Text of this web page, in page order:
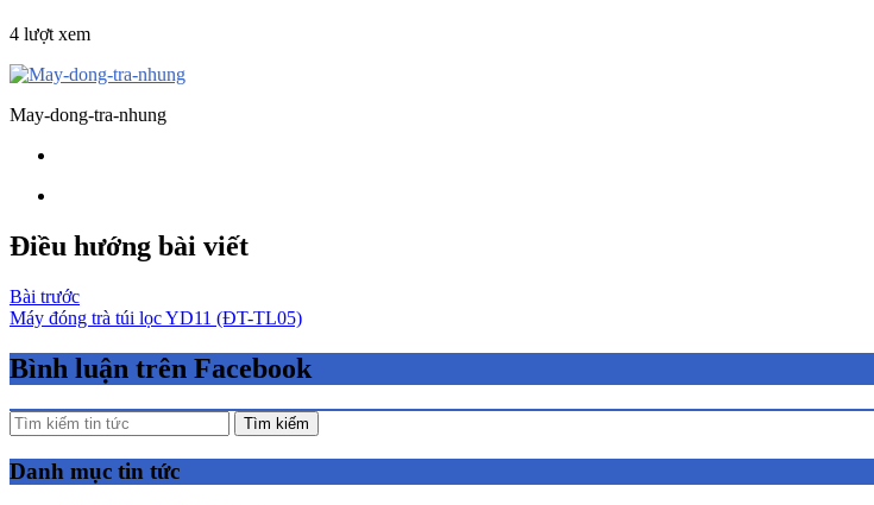
4 lượt xem
May-dong-tra-nhung
Điều hướng bài viết
Bài trước
Máy đóng trà túi lọc YD11 (ĐT-TL05)
Bình luận trên Facebook
Tìm kiếm
Danh mục tin tức